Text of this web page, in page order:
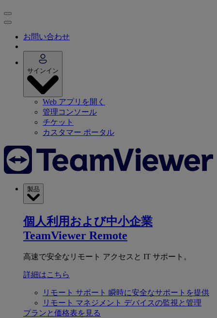
お問い合わせ
サインイン
Web アプリを開く
管理コンソール
チケット
カスタマー ポータル
製品
個人利用および中小企業
TeamViewer Remote
高速で安全なリモート アクセスと IT サポート。
詳細はこちら
リモート サポート 瞬時に安全なサポートを提供
リモート マネジメント デバイスの監視と管理
プランと価格表を見る